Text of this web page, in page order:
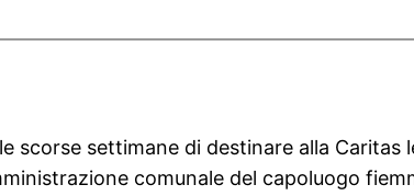
scorse settimane di destinare alla
comunale del capoluogo